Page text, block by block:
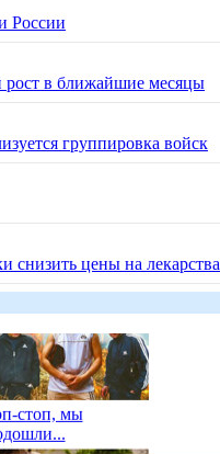
России
рост в ближайшие месяцы
группировка войск
снизить цены на лекарства
стоп, мы